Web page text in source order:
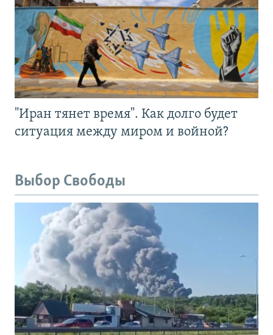
"Иран тянет время". Как долго будет
ситуация между миром и войной?
Выбор Свободы